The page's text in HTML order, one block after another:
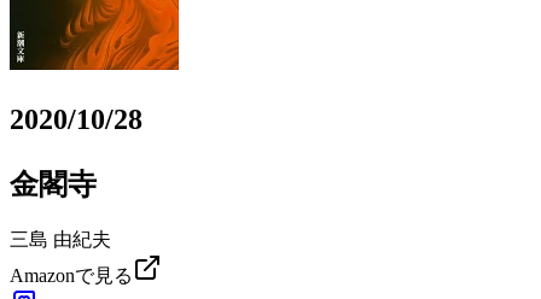
2020/10/28
金閣寺
三島 由紀夫
Amazonで見る